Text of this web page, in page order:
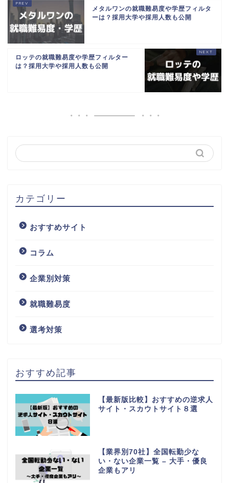
メタルワンの就職難易度や学歴フィルタ
ーは？採用大学や採用人数も公開
ロッテの就職難易度や学歴フィルター
は？採用大学や採用人数も公開
カテゴリー
おすすめサイト
コラム
企業別対策
就職難易度
選考対策
おすすめ記事
【最新版比較】おすすめの逆求人
サイト・スカウトサイト８選
【業界別70社】全国転勤少な
い・ない企業一覧 – 大手・優良
企業もアリ